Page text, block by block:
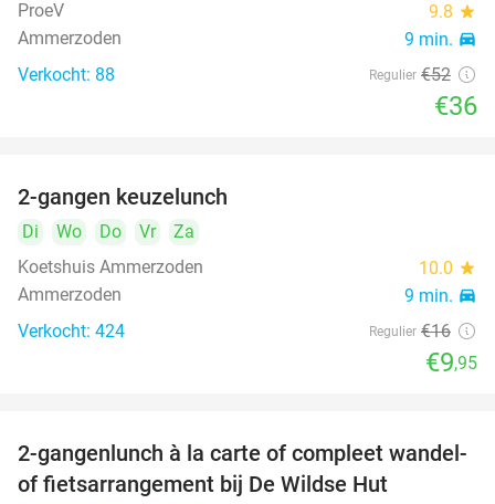
ProeV 9.8 star
Ammerzoden 9 min. directions_car
Verkocht: 88 Regulier €52
€36
2-gangen keuzelunch
Di Wo Do Vr
Za
Koetshuis Ammerzoden
10.0 star
Ammerzoden 9 min. directions_car
Verkocht: 424 Regulier €16
€9,95
34%
2-gangenlunch à la carte of compleet wandel-
of fietsarrangement bij De Wildse Hut